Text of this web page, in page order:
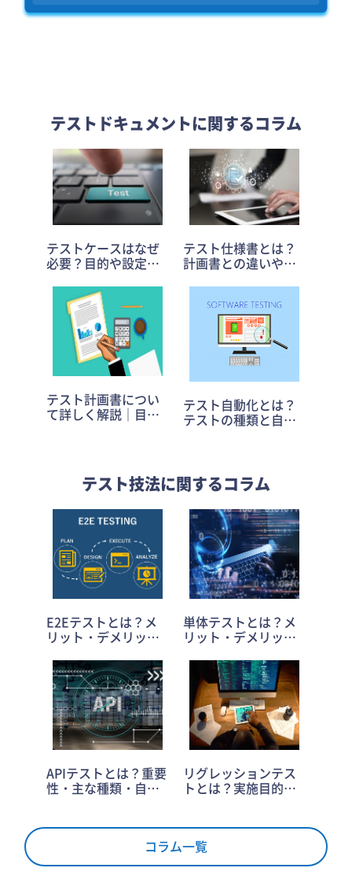
テストドキュメントに関するコラム
テストケースはなぜ
必要？目的や設定す
テスト仕様書とは？
計画書との違いや項
テスト計画書につい
て詳しく解説｜目的 テスト自動化とは？
テストの種類と自動
テスト技法に関するコラム
E2Eテストとは？メ
リット・デメリット
単体テストとは？メ
リット・デメリット
点まで
APIテストとは？重要
性・主な種類・自動
リグレッションテス
トとは？実施目的や
コラム一覧